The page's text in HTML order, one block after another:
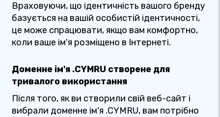
Враховуючи, що ідентичність вашого бренду
базується на вашій особистій ідентичності,
це може спрацювати, якщо вам комфортно,
коли ваше ім'я розміщено в Інтернеті.
Доменне ім'я .CYMRU створене для
тривалого використання
Після того, як ви створили свій веб-сайт і
вибрали доменне ім'я .CYMRU, вам потрібно